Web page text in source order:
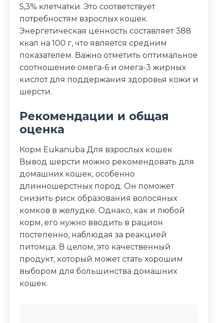
5,3% клетчатки. Это соответствует
потребностям взрослых кошек.
Энергетическая ценность составляет 388
ккал на 100 г, что является средним
показателем. Важно отметить оптимальное
соотношение омега-6 и омега-3 жирных
кислот для поддержания здоровья кожи и
шерсти.
Рекомендации и общая
оценка
Корм Eukanuba Для взрослых кошек
Вывод шерсти можно рекомендовать для
домашних кошек, особенно
длинношерстных пород. Он поможет
снизить риск образования волосяных
комков в желудке. Однако, как и любой
корм, его нужно вводить в рацион
постепенно, наблюдая за реакцией
питомца. В целом, это качественный
продукт, который может стать хорошим
выбором для большинства домашних
кошек.